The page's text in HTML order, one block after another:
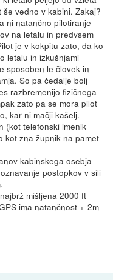
vedno v kabini. Zakaj?
ni natančno pilotiranje
na letalu in predvsem
je v kokpitu zato, da ko
letalu in izkušnjami
sposoben le človek in
So pa čedalje bolj
razbremenijo fizičnega
zato pa se mora pilot
kar ni mačji kašelj.
(kot telefonski imenik
kot zna župnik na pamet
kabinskega osebja
postopkov v sili
mišljena 2000 ft
ima natančnost +-2m